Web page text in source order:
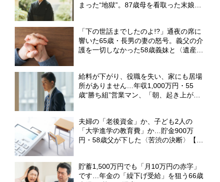
まった“地獄”。87歳母を看取った末娘、
「下の世話までしたのよ!?」通夜の席に
響いた65歳・長男の妻の怒号。義父の介
護を一切しなかった58歳義妹と〈遺産
給料が下がり、役職を失い、家にも居場
所がありません…年収1,000万円・55
歳“勝ち組”営業マン、「朝、起き上がる
夫婦の「老後資金」か、子ども2人の
「大学進学の教育費」か…貯金900万
円・58歳父が下した〈苦渋の決断〉【FP
貯蓄1,500万円でも「月10万円の赤字」
です…年金の「繰下げ受給」を狙う66歳